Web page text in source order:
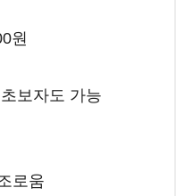
원
보자도 가능
로움